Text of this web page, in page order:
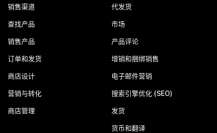
销售渠道
查找产品
销售产品
订单和发货
商店设计
营销与转化
商店管理
代发货
市场
产品评论
增销和捆绑销售
电子邮件营销
搜索引擎优化 (SEO)
发货
货币和翻译